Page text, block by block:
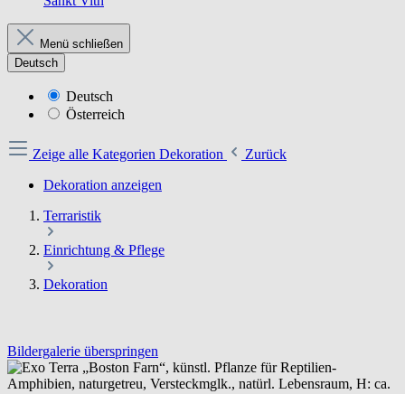
Menü schließen
Deutsch
Deutsch
Österreich
Zeige alle Kategorien Dekoration
Zurück
Dekoration anzeigen
Terraristik
Einrichtung & Pflege
Dekoration
Bildergalerie überspringen